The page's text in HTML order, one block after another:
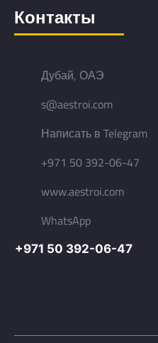
Контакты
Дубай, ОАЭ
s@aestroi.com
Написать в Telegram
+971 50 392-06-47
www.aestroi.com
WhatsApp
+971 50 392-06-47